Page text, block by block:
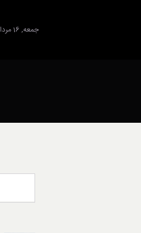
جمعه, 16 مرداد, 1405